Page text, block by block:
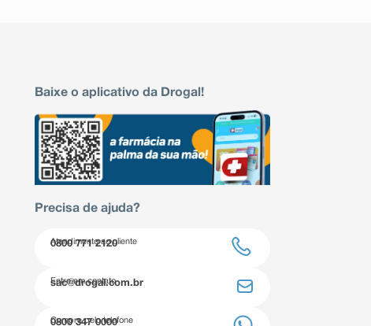
Baixe o aplicativo da Drogal!
Precisa de ajuda?
Atendimento ao cliente
0800 771 2120
Entre em contato
sac@drogal.com.br
Compre pelo telefone
0800 347 0000